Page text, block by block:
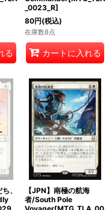
る
_0023_R]
80円(税込)
在庫数8点
カートに入れる
、
【JPN】南極の航海
者/South Pole